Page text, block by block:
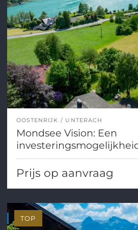
OOSTENRIJK UNTERACH
Mondsee Vision: Een
termijn met opties voor
van onroerend goed.
Prijs op aanvraag
TOP